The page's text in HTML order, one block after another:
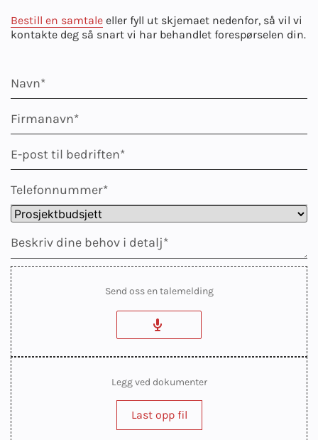
Bestill en samtale eller fyll ut skjemaet nedenfor, så vil vi
kontakte deg så snart vi har behandlet forespørselen din.
Send oss en talemelding
Legg ved dokumenter
Last opp fil